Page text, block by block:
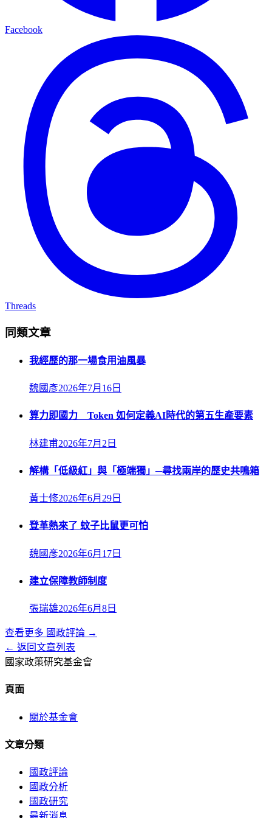
Facebook
Threads
同類文章
我經歷的那一場食用油風暴
魏國彥2026年7月16日
算力即國力 Token 如何定義AI時代的第五生產要素
林建甫2026年7月2日
解構「低級紅」與「極端獨」─尋找兩岸的歷史共鳴箱
黃士修2026年6月29日
登革熱來了 蚊子比鼠更可怕
魏國彥2026年6月17日
建立保障教師制度
張瑞雄2026年6月8日
查看更多 國政評論 →
← 返回文章列表
國家政策研究基金會
頁面
關於基金會
文章分類
國政評論
國政分析
國政研究